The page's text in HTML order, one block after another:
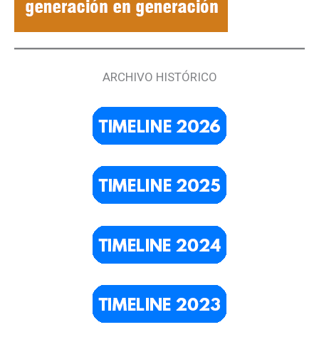
ARCHIVO HISTÓRICO